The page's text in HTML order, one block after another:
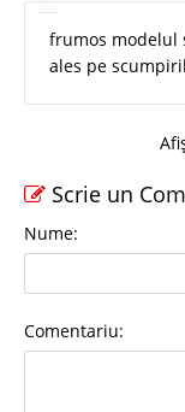
frumos modelul
ales pe
Scrie un
Nume:
Comentariu: